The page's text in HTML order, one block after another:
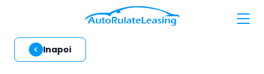
Inapoi